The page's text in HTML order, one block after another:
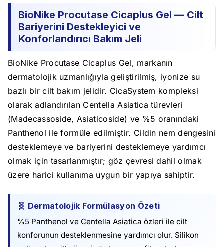
BioNike Procutase Cicaplus Gel — Cilt
Bariyerini Destekleyici ve
Konforlandırıcı Bakım Jeli
BioNike Procutase Cicaplus Gel, markanın
dermatolojik uzmanlığıyla geliştirilmiş, iyonize su
bazlı bir cilt bakım jelidir. CicaSystem kompleksi
olarak adlandırılan Centella Asiatica türevleri
(Madecassoside, Asiaticoside) ve %5 oranındaki
Panthenol ile formüle edilmiştir. Cildin nem dengesini
desteklemeye ve bariyerini desteklemeye yardımcı
olmak için tasarlanmıştır; göz çevresi dahil olmak
üzere harici kullanıma uygun bir yapıya sahiptir.
🧬 Dermatolojik Formülasyon Özeti
%5 Panthenol ve Centella Asiatica özleri ile cilt
konforunun desteklenmesine yardımcı olur. Silikon